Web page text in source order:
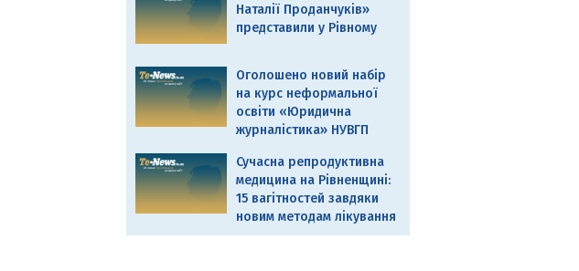
Наталії Проданчуків»
представили у Рівному
Оголошено новий набір
на курс неформальної
освіти «Юридична
журналістика» НУВГП
Сучасна репродуктивна
медицина на Рівненщині:
15 вагітностей завдяки
новим методам лікування